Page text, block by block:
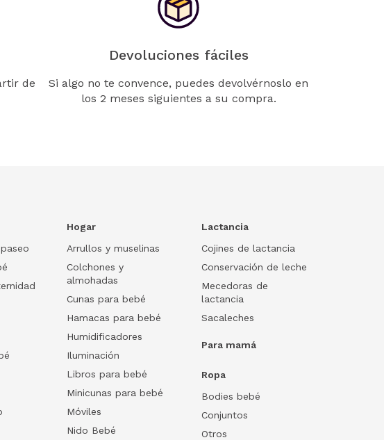
de
Devoluciones fáciles
Si algo no te convence, puedes devolvérnoslo en
los 2 meses siguientes a su compra.
Hogar
Arrullos y muselinas
Colchones y
almohadas
Cunas para bebé
Hamacas para bebé
Humidificadores
Iluminación
Libros para bebé
Minicunas para bebé
Móviles
Nido Bebé
Lactancia
Cojines de lactancia
Conservación de leche
Mecedoras de
lactancia
Sacaleches
Para mamá
Ropa
Bodies bebé
Conjuntos
Otros